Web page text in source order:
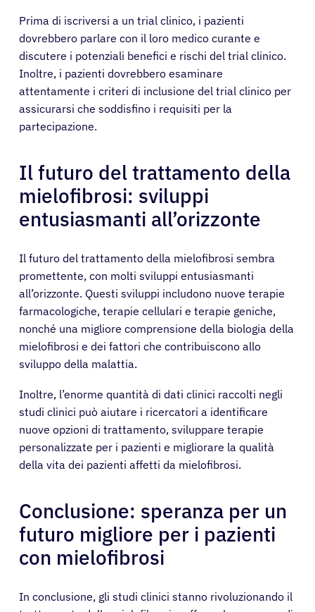
Prima di iscriversi a un trial clinico, i pazienti
dovrebbero parlare con il loro medico curante e
discutere i potenziali benefici e rischi del trial clinico.
Inoltre, i pazienti dovrebbero esaminare
attentamente i criteri di inclusione del trial clinico per
assicurarsi che soddisfino i requisiti per la
partecipazione.
Il futuro del trattamento della
mielofibrosi: sviluppi
entusiasmanti all’orizzonte
Il futuro del trattamento della mielofibrosi sembra
promettente, con molti sviluppi entusiasmanti
all’orizzonte. Questi sviluppi includono nuove terapie
farmacologiche, terapie cellulari e terapie geniche,
nonché una migliore comprensione della biologia della
mielofibrosi e dei fattori che contribuiscono allo
sviluppo della malattia.
Inoltre, l’enorme quantità di dati clinici raccolti negli
studi clinici può aiutare i ricercatori a identificare
nuove opzioni di trattamento, sviluppare terapie
personalizzate per i pazienti e migliorare la qualità
della vita dei pazienti affetti da mielofibrosi.
Conclusione: speranza per un
futuro migliore per i pazienti
con mielofibrosi
In conclusione, gli studi clinici stanno rivoluzionando il